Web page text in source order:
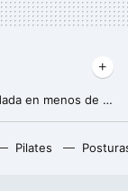
La técnica para calmar a una persona enfadada en menos de dos minutos según un experto en resolución de conflictos
El sencillo truco de los dos ventiladores que ayuda a refrescar la vivienda sin aire acondicionado
Pilates